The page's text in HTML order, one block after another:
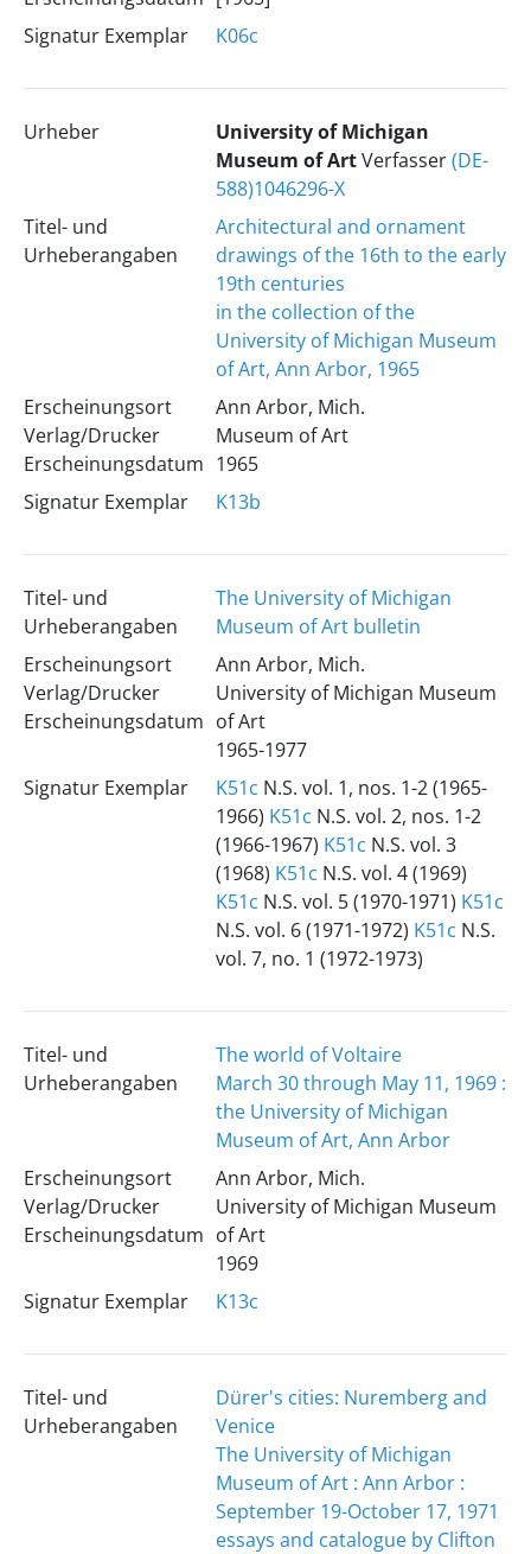
Signatur Exemplar
K06c
Urheber
University of Michigan
Museum of ArtVerfasser(DE-
588)1046296-X
Titel- und
Urheberangaben
Architectural and ornament
drawings of the 16th to the early
19th centuries
in the collection of the
University of Michigan Museum
of Art, Ann Arbor, 1965
Erscheinungsort
Verlag/Drucker
Erscheinungsdatum
Ann Arbor, Mich.
Museum of Art
1965
Signatur Exemplar
K13b
Titel- und
Urheberangaben
The University of Michigan
Museum of Art bulletin
Erscheinungsort
Verlag/Drucker
Erscheinungsdatum
Ann Arbor, Mich.
University of Michigan Museum
of Art
1965-1977
Signatur Exemplar
K51c N.S. vol. 1, nos. 1-2 (1965-
1966) K51c N.S. vol. 2, nos. 1-2
(1966-1967) K51c N.S. vol. 3
(1968) K51c N.S. vol. 4 (1969)
K51c N.S. vol. 5 (1970-1971) K51c
N.S. vol. 6 (1971-1972) K51c N.S.
vol. 7, no. 1 (1972-1973)
Titel- und
Urheberangaben
The world of Voltaire
March 30 through May 11, 1969 :
the University of Michigan
Museum of Art, Ann Arbor
Erscheinungsort
Verlag/Drucker
Erscheinungsdatum
Ann Arbor, Mich.
University of Michigan Museum
of Art
1969
Signatur Exemplar
K13c
Titel- und
Urheberangaben
Dürer's cities: Nuremberg and
Venice
The University of Michigan
Museum of Art : Ann Arbor :
September 19-October 17, 1971
essays and catalogue by Clifton